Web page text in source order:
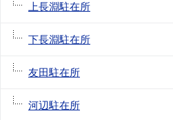
上長淵駐在所
下長淵駐在所
友田駐在所
河辺駐在所